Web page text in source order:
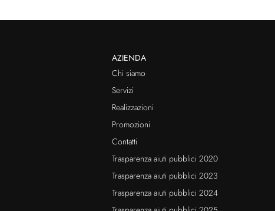
AZIENDA
Chi siamo
Servizi
Realizzazioni
Promozioni
Contatti
Trasparenza aiuti pubblici 2020
Trasparenza aiuti pubblici 2023
Trasparenza aiuti pubblici 2024